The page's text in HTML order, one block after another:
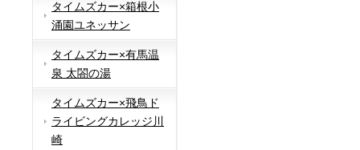
タイムズカー×箱根小
涌園ユネッサン
タイムズカー×有馬温
泉 太閤の湯
タイムズカー×飛鳥ド
ライビングカレッジ川
崎